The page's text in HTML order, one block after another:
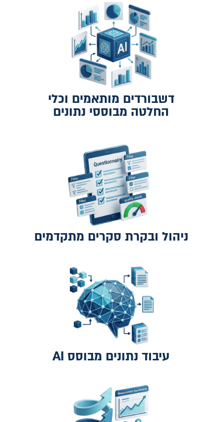
דשבורדים מותאמים וכלי
החלטה מבוססי נתונים
ניהול ובקרת סקרים מתקדמים
עיבוד נתונים מבוסס AI